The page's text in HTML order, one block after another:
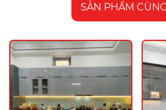
SẢN PHẨM